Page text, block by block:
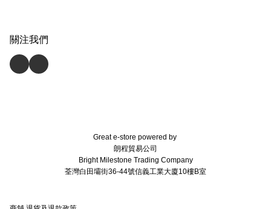
關注我們
Great e-store powered by
朗程貿易公司
Bright Milestone Trading Company
荃灣白田壩街36-44號信義工業大廈10樓B室